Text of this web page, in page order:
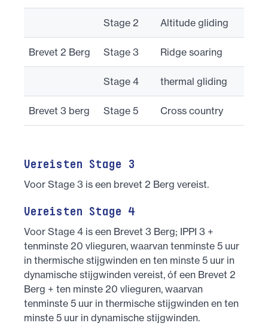
Stage 2 Altitude gliding
Brevet 2 Berg Stage 3 Ridge soaring
Stage 4 thermal gliding
Brevet 3 berg Stage 5 Cross country
Vereisten Stage 3
Voor Stage 3 is een brevet 2 Berg vereist.
Vereisten Stage 4
Voor Stage 4 is een Brevet 3 Berg; IPPI 3 +
tenminste 20 vlieguren, waarvan tenminste 5 uur
in thermische stijgwinden en ten minste 5 uur in
dynamische stijgwinden vereist, óf een Brevet 2
Berg + ten minste 20 vlieguren, waarvan
tenminste 5 uur in thermische stijgwinden en ten
minste 5 uur in dynamische stijgwinden.